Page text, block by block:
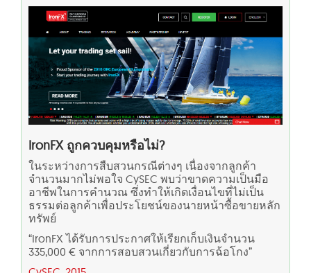
IronFX ถูกควบคุมหรือไม่?
ในระหว่างการสืบสวนกรณีต่างๆ เนื่องจากลูกค้า
จำนวนมากไม่พอใจ CySEC พบว่าขาดความเป็นมือ
อาชีพในการคำนวณ ซึ่งทำให้เกิดเงื่อนไขที่ไม่เป็น
ธรรมต่อลูกค้าเพื่อประโยชน์ของนายหน้าซื้อขายหลัก
ทรัพย์
“IronFX ได้รับการประกาศให้เรียกเก็บเงินจำนวน
335,000 € จากการสอบสวนเกี่ยวกับการฉ้อโกง”